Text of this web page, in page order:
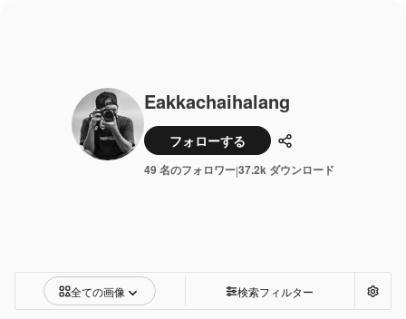
Eakkachaihalang
フォローする 共有
49 名のフォロワー|37.2k ダウンロード
全ての画像 検索フィルター